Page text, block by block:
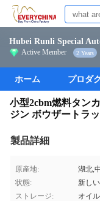
Hubei Runli Special
Active Member 2 Years
ホーム プロダ
小型2cbm燃料タン
ジン ボウザートラ
製品詳細
原産地:
湖北,
状態:
新しい
ストレージ:
オイル